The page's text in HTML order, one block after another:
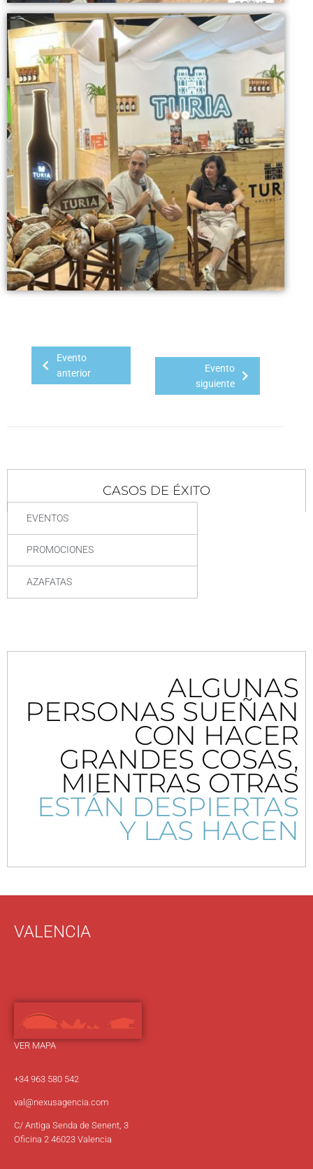
Evento
anterior
Evento
siguiente
CASOS DE ÉXITO
EVENTOS
PROMOCIONES
AZAFATAS
ALGUNAS
PERSONAS SUEÑAN
CON HACER
GRANDES COSAS,
MIENTRAS OTRAS
ESTÁN DESPIERTAS
Y LAS HACEN
VALENCIA
VER MAPA
+34 963 580 542
val@nexusagencia.com
C/ Antiga Senda de Senent, 3
Oficina 2 46023 Valencia